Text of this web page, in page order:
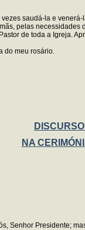
saudá-la e
pelas
de toda a Igreja.
do meu rosário.
NA
Senhor Presidente;